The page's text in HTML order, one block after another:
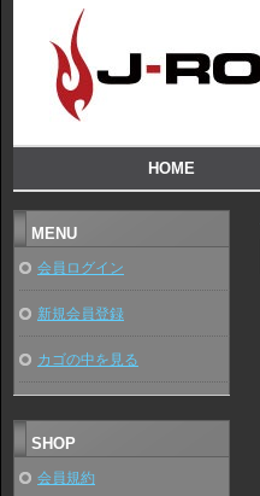
HOME
MENU
会員ログイン
新規会員登録
カゴの中を見る
SHOP
会員規約